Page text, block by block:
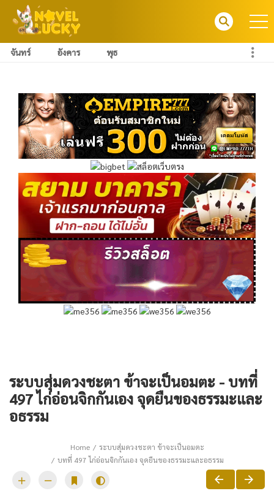
จันทร์ อังคาร พุธ
ระบบสุ่มดวงชะตา ข้าจะเป็นอมตะ - บทที่
497 ไก่อ่อนจิกกันเอง จุดยืนของธรรมะและ
อธรรม
Home
ระบบสุ่มดวงชะตา ข้าจะเป็นอมตะ
บทที่ 497 ไก่อ่อนจิกกันเอง จุดยืนของธรรมะและอธรรม